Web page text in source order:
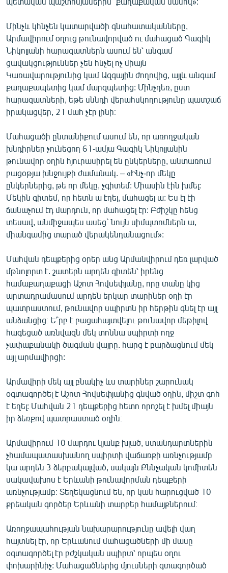
Մինչև կհնչեն կատարվածի գնահատականները,
Արմավիրում օղուց թունավորված ու մահացած Գագիկ
Նիկոլյանի հարազատներն ասում են՝ անգամ
ցավակցություններ չեն հնչել ոչ միայն
Կառավարությունից կամ Ազգային ժողովից, այլև անգամ
քաղաքապետից կամ մարզպետից: Մինչդեռ, ըստ
հարազատների, եթե սննդի վերահսկողությունը պատշաճ
իրակացվեր, 21 մահ չէր լինի։
Մահացածի ընտանիքում ասում են, որ առողջական
խնդիրներ չունեցող 61-ամյա Գագիկ Նիկոլյանին
թունավոր օղին հյուրասիրել են ընկերները, անտառում
բացօթյա խնջույքի ժամանակ. – «Ինչ-որ մեկը
ընկերներից, թե որ մեկը, չգիտեմ: Միասին էին խմել:
Մեկին գիտեմ, որ հետն ա էղել, մահացել ա: Ես էլ էի
ճանաչում էդ մարդուն, որ մահացել էր: Բժիշկը հենց
տեսավ, անմիջապես ասեց` նույն սիմպտոմներն ա,
միանգամից տարած վերակենդանացում»:
Մահվան դեպքերից օրեր անց Արմանվիրում դեռ լարված
մթնոլորտ է. շատերն արդեն գիտեն՝ իրենց
համաքաղաքացի Աշոտ Հովսեփյանը, որը տանը կից
արտադրամասում արդեն երկար տարիներ օղի էր
պատրաստում, թունավոր սպիրտն իր հերթին գնել էր այլ
անձանցից։ Ե՞րբ է բացահայտվելու թունավոր մեթիլով
հագեցած առնվազն մեկ տոննա սպիրտի ողջ
չափաքանակի ծագման վայրը. հարց է բարձացնում մեկ
այլ արմավիրցի:
Արմավիրի մեկ այլ բնակիչ ևս տարիներ շարունակ
օգտագործել է Աշոտ Հովսեփյանից գնված օղին, միշտ գոհ
է եղել: Մահվան 21 դեպքերից հետո որոշել է խմել միայն
իր ձեռքով պատրաստած օղին։
Արմավիրում 10 մարդու կյանք խլած, ստանդարտներին
չհամապատասխանող սպիրտի վաճառքի առնչությամբ
կա արդեն 3 ձերբակալված, սակայն Քննչական կոմիտեն
սակավախոս է Երևանի թունավորման դեպքերի
առնչությամբ։ Տեղեկացնում են, որ կան հարուցված 10
քրեական գործեր Երևանի տարբեր համայքներում։
Առողջապահության նախարարությունը ավելի վաղ
հայտնել էր, որ Երևանում մահացածների մի մասը
օգտագործել էր բժշկական սպիրտ՝ որպես օղու
փոխարինիչ: Մահացածներից մյուսների գտագործած